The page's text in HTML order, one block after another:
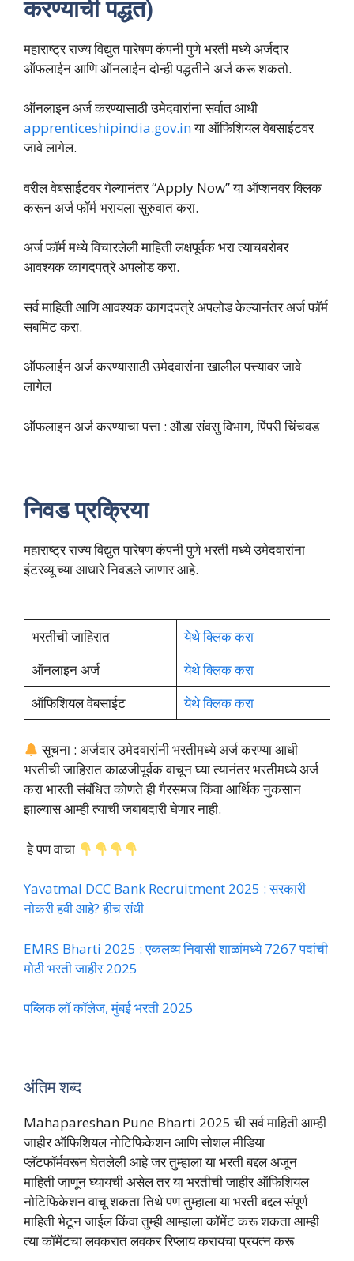
करण्याची पद्धत)
महाराष्ट्र राज्य विद्युत पारेषण कंपनी पुणे भरती मध्ये अर्जदार
ऑफलाईन आणि ऑनलाईन दोन्ही पद्धतीने अर्ज करू शकतो.
ऑनलाइन अर्ज करण्यासाठी उमेदवारांना सर्वात आधी
apprenticeshipindia.gov.inया ऑफिशियल वेबसाईटवर
जावे लागेल.
वरील वेबसाईटवर गेल्यानंतर “Apply Now” या ऑप्शनवर क्लिक
करून अर्ज फॉर्म भरायला सुरुवात करा.
अर्ज फॉर्म मध्ये विचारलेली माहिती लक्षपूर्वक भरा त्याचबरोबर
आवश्यक कागदपत्रे अपलोड करा.
सर्व माहिती आणि आवश्यक कागदपत्रे अपलोड केल्यानंतर अर्ज फॉर्म
सबमिट करा.
ऑफलाईन अर्ज करण्यासाठी उमेदवारांना खालील पत्त्यावर जावे
लागेल
ऑफलाइन अर्ज करण्याचा पत्ता : औडा संवसु विभाग, पिंपरी चिंचवड
निवड प्रक्रिया
महाराष्ट्र राज्य विद्युत पारेषण कंपनी पुणे भरती मध्ये उमेदवारांना
इंटरव्यू च्या आधारे निवडले जाणार आहे.
भरतीची जाहिरात
येथे क्लिक करा
ऑनलाइन अर्ज
येथे क्लिक करा
ऑफिशियल वेबसाईट
येथे क्लिक करा
सूचना : अर्जदार उमेदवारांनी भरतीमध्ये अर्ज करण्या आधी
भरतीची जाहिरात काळजीपूर्वक वाचून घ्या त्यानंतर भरतीमध्ये अर्ज
करा भारती संबंधित कोणते ही गैरसमज किंवा आर्थिक नुकसान
झाल्यास आम्ही त्याची जबाबदारी घेणार नाही.
हे पण वाचा
Yavatmal DCC Bank Recruitment 2025 : सरकारी
नोकरी हवी आहे? हीच संधी
EMRS Bharti 2025 : एकलव्य निवासी शाळांमध्ये 7267 पदांची
मोठी भरती जाहीर 2025
पब्लिक लॉ कॉलेज, मुंबई भरती 2025
अंतिम शब्द
Mahapareshan Pune Bharti 2025 ची सर्व माहिती आम्ही
जाहीर ऑफिशियल नोटिफिकेशन आणि सोशल मीडिया
प्लॅटफॉर्मवरून घेतलेली आहे जर तुम्हाला या भरती बद्दल अजून
माहिती जाणून घ्यायची असेल तर या भरतीची जाहीर ऑफिशियल
नोटिफिकेशन वाचू शकता तिथे पण तुम्हाला या भरती बद्दल संपूर्ण
माहिती भेटून जाईल किंवा तुम्ही आम्हाला कॉमेंट करू शकता आम्ही
त्या कॉमेंटचा लवकरात लवकर रिप्लाय करायचा प्रयत्न करू